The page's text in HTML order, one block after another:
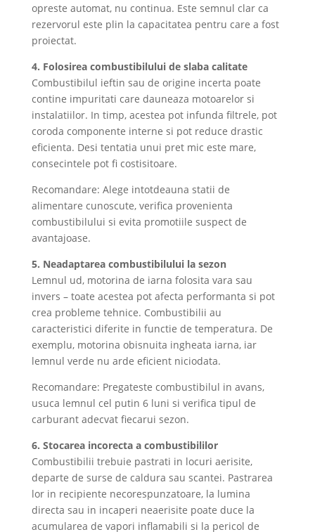
opreste automat, nu continua. Este semnul clar ca
rezervorul este plin la capacitatea pentru care a fost
proiectat.
4. Folosirea combustibilului de slaba calitate
Combustibilul ieftin sau de origine incerta poate
contine impuritati care dauneaza motoarelor si
instalatiilor. In timp, acestea pot infunda filtrele, pot
coroda componente interne si pot reduce drastic
eficienta. Desi tentatia unui pret mic este mare,
consecintele pot fi costisitoare.
Recomandare: Alege intotdeauna statii de
alimentare cunoscute, verifica provenienta
combustibilului si evita promotiile suspect de
avantajoase.
5. Neadaptarea combustibilului la sezon
Lemnul ud, motorina de iarna folosita vara sau
invers – toate acestea pot afecta performanta si pot
crea probleme tehnice. Combustibilii au
caracteristici diferite in functie de temperatura. De
exemplu, motorina obisnuita ingheata iarna, iar
lemnul verde nu arde eficient niciodata.
Recomandare: Pregateste combustibilul in avans,
usuca lemnul cel putin 6 luni si verifica tipul de
carburant adecvat fiecarui sezon.
6. Stocarea incorecta a combustibililor
Combustibilii trebuie pastrati in locuri aerisite,
departe de surse de caldura sau scantei. Pastrarea
lor in recipiente necorespunzatoare, la lumina
directa sau in incaperi neaerisite poate duce la
acumularea de vapori inflamabili si la pericol de